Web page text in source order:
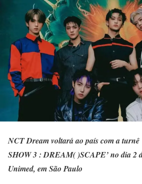
NCT Dream voltará ao país com a
SHOW 3 : DREAM( )SCAPE’ no dia 2
Unimed, em São Paulo